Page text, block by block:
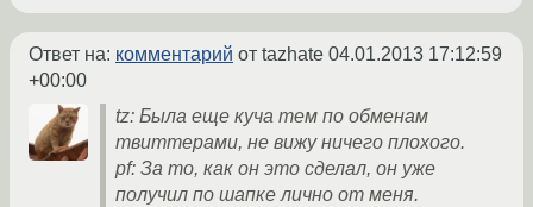
Ответ на: комментарий от tazhate 04.01.2013 17:12:59
+00:00
tz: Была еще куча тем по обменам
твиттерами, не вижу ничего плохого.
pf: За то, как он это сделал, он уже
получил по шапке лично от меня.